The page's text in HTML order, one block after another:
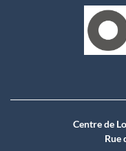
Centre de
Rue